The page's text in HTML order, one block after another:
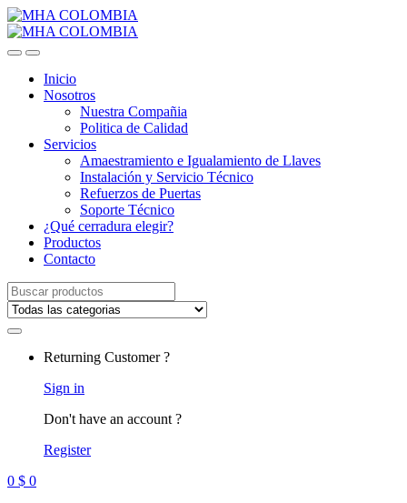
Inicio
Nosotros
Nuestra Compañia
Politica de Calidad
Servicios
Amaestramiento e Igualamiento de Llaves
Instalación y Servicio Técnico
Refuerzos de Puertas
Soporte Técnico
¿Qué cerradura elegir?
Productos
Contacto
Search
for:
Returning Customer ?
Sign in
Don't have an account ?
Register
0 $ 0